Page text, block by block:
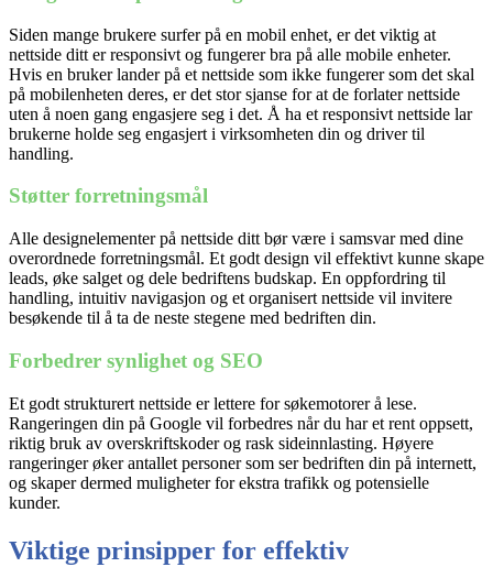
Siden mange brukere surfer på en mobil enhet, er det viktig at
nettside ditt er responsivt og fungerer bra på alle mobile enheter.
Hvis en bruker lander på et nettside som ikke fungerer som det skal
på mobilenheten deres, er det stor sjanse for at de forlaternettside
uten å noen gang engasjere seg i det. Å ha et responsivt nettside lar
brukerne holde seg engasjert i virksomheten din og driver til
handling.
Støtter forretningsmål
Alle designelementer på nettside ditt bør være i samsvar med dine
overordnede forretningsmål. Et godt design vil effektivt kunne skape
leads, øke salget og dele bedriftens budskap. En oppfordring til
handling, intuitiv navigasjon og et organisert nettside vil invitere
besøkende til å ta de neste stegene med bedriften din.
Forbedrer synlighet og SEO
Et godt strukturert nettside er lettere for søkemotorer å lese.
Rangeringen din på Google vil forbedres når du har et rent oppsett,
riktig bruk av overskriftskoder og rask sideinnlasting. Høyere
rangeringer øker antallet personer som ser bedriften din på internett,
og skaper dermed muligheter for ekstra trafikk og potensielle
kunder.
Viktige prinsipper for effektiv